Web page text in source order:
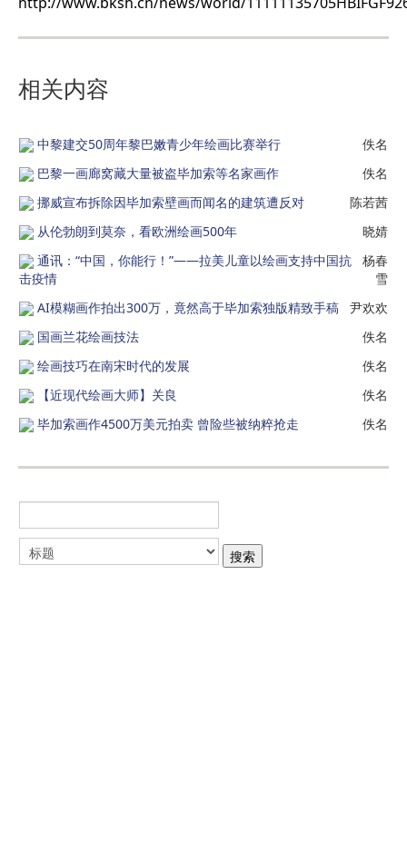
相关内容
中黎建交50周年黎巴嫩青少年绘画比赛举行
佚名
巴黎一画廊窝藏大量被盗毕加索等名家画作
佚名
挪威宣布拆除因毕加索壁画而闻名的建筑遭反对
陈若茜
从伦勃朗到莫奈，看欧洲绘画500年
晓婧
通讯：“中国，你能行！”——拉美儿童以绘画支持中国抗
击疫情
杨春
雪
AI模糊画作拍出300万，竟然高于毕加索独版精致手稿
尹欢欢
国画兰花绘画技法
佚名
绘画技巧在南宋时代的发展
佚名
【近现代绘画大师】关良
佚名
毕加索画作4500万美元拍卖 曾险些被纳粹抢走
佚名